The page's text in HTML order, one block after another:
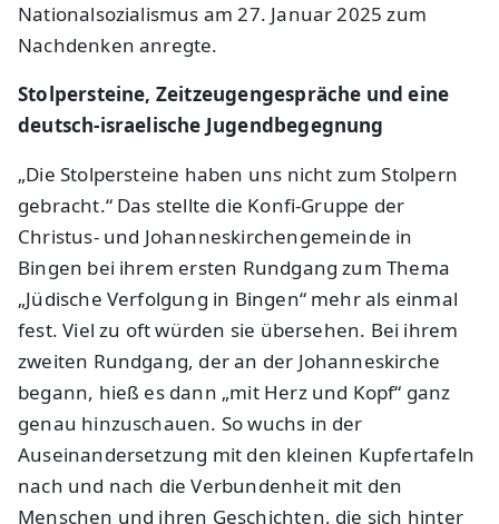
Nationalsozialismus am 27. Januar 2025 zum
Nachdenken anregte.
Stolpersteine, Zeitzeugengespräche und eine
deutsch-israelische Jugendbegegnung
„Die Stolpersteine haben uns nicht zum Stolpern
gebracht.“ Das stellte die Konfi-Gruppe der
Christus- und Johanneskirchengemeinde in
Bingen bei ihrem ersten Rundgang zum Thema
„Jüdische Verfolgung in Bingen“ mehr als einmal
fest. Viel zu oft würden sie übersehen. Bei ihrem
zweiten Rundgang, der an der Johanneskirche
begann, hieß es dann „mit Herz und Kopf“ ganz
genau hinzuschauen. So wuchs in der
Auseinandersetzung mit den kleinen Kupfertafeln
nach und nach die Verbundenheit mit den
Menschen und ihren Geschichten, die sich hinter